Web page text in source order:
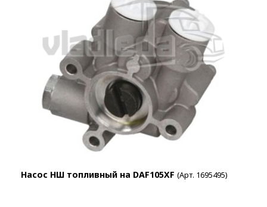
Насос НШ топливный на DAF105XF (Арт. 1695495)